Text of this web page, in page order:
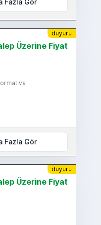
Fazla Gör
duyuru
Üzerine Fiyat
Fazla Gör
duyuru
Üzerine Fiyat